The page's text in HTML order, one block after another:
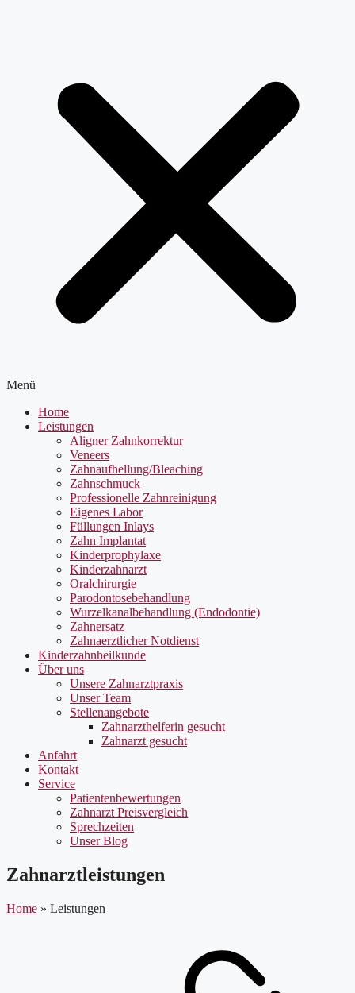
Menü
Home
Leistungen
Aligner Zahnkorrektur
Veneers
Zahnaufhellung/Bleaching
Zahnschmuck
Professionelle Zahnreinigung
Eigenes Labor
Füllungen Inlays
Zahn Implantat
Kinderprophylaxe
Kinderzahnarzt
Oralchirurgie
Parodontosebehandlung
Wurzelkanalbehandlung (Endodontie)
Zahnersatz
Zahnaerztlicher Notdienst
Kinderzahnheilkunde
Über uns
Unsere Zahnarztpraxis
Unser Team
Stellenangebote
Zahnarzthelferin gesucht
Zahnarzt gesucht
Anfahrt
Kontakt
Service
Patientenbewertungen
Zahnarzt Preisvergleich
Sprechzeiten
Unser Blog
Zahnarztleistungen
Home » Leistungen